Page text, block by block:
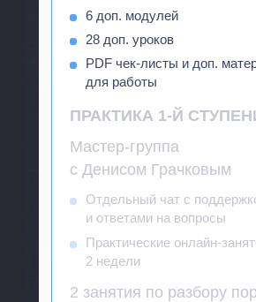
Отдельный чат с
и ответами на вопросы
Практические онлайн-
2 недели
6 доп. модулей
28 доп. уроков
PDF чек-листы и доп.
для работы
ПРАКТИКА 1-Й
Мастер-группа
с Денисом Грачковым
2 занятия по разбору